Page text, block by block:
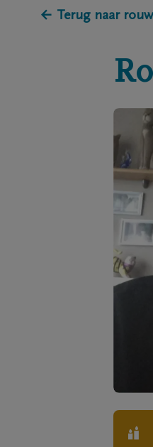
← Terug naar